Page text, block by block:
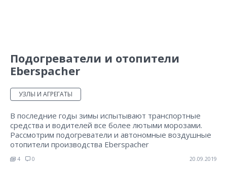
Подогреватели и отопители
Eberspacher
УЗЛЫ И АГРЕГАТЫ
В последние годы зимы испытывают транспортные
средства и водителей все более лютыми морозами.
Рассмотрим подогреватели и автономные воздушные
отопители производства Eberspacher
4 0 20.09.2019